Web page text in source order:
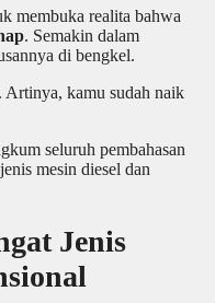
membuka realita bahwa
. Semakin dalam
di bengkel.
Artinya, kamu sudah naik
seluruh pembahasan
mesin diesel dan
Jenis